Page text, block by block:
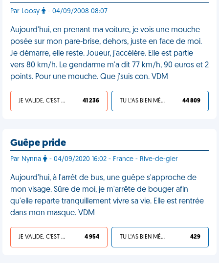
Par Loosy - 04/09/2008 08:07
Aujourd'hui, en prenant ma voiture, je vois une mouche
posée sur mon pare-brise, dehors, juste en face de moi.
Je démarre, elle reste. Joueur, j'accélère. Elle est partie
vers 80 km/h. Le gendarme m'a dit 77 km/h, 90 euros et 2
points. Pour une mouche. Que j'suis con. VDM
JE VALIDE, C'EST UNE VDM 41 236 TU L'AS BIEN MÉRITÉ 44 809
Guêpe pride
Par Nynna - 04/09/2020 16:02 - France - Rive-de-gier
Aujourd'hui, à l'arrêt de bus, une guêpe s'approche de
mon visage. Sûre de moi, je m'arrête de bouger afin
qu'elle reparte tranquillement vivre sa vie. Elle est rentrée
dans mon masque. VDM
JE VALIDE, C'EST UNE VDM 4 954 TU L'AS BIEN MÉRITÉ 429